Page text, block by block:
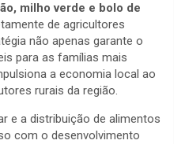
milho verde e bolo de
de agricultores
não apenas garante o
para as famílias mais
a economia local ao
rurais da região.
e a distribuição de alimentos
com o desenvolvimento